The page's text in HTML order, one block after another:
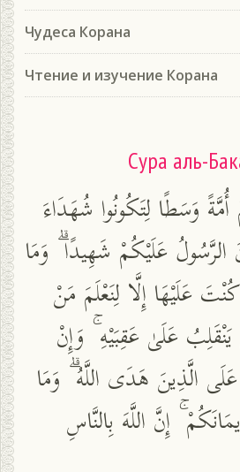
Чудеса Корана
Чтение и изучение Корана
Сура аль-
وَسَطًا لِتَكُونُوا شُهَدَاءَ
عَلَيْكُمْ شَهِيدًا ۗ وَمَا
عَلَيْهَا إِلَّا لِنَعْلَمَ مَنْ
عَلَىٰ عَقِبَيْهِ ۚ وَإِنْ
الَّذِينَ هَدَى اللَّهُ ۗ وَمَا
إِنَّ اللَّهَ بِالنَّاسِ